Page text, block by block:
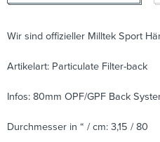
Wir sind offizieller Milltek Sport
Artikelart: Particulate Filter-back
Infos: 80mm OPF/GPF Back
Durchmesser in “ / cm: 3,15 / 80